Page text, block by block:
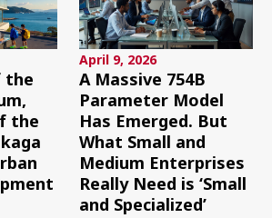
the
the
April 9, 2026
A Massive 754B
Parameter Model
Has Emerged. But
What Small and
Medium Enterprises
Really Need is ‘Small
and Specialized’